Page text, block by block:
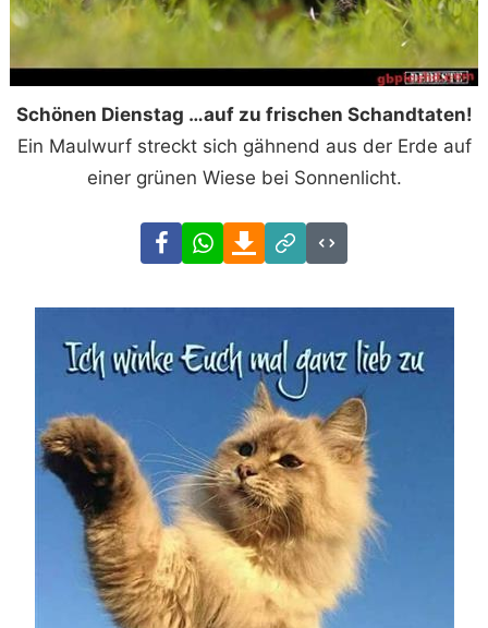
Schönen Dienstag …auf zu frischen Schandtaten!
Ein Maulwurf streckt sich gähnend aus der Erde auf
einer grünen Wiese bei Sonnenlicht.
FacebookWhatsAppDownload
Link
Code